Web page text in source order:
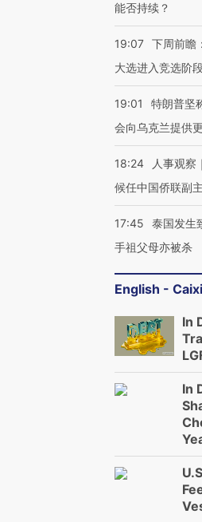
能否持续？
19:07 下周前瞻
大选进入竞选阶
19:01
特朗普坚
会向乌克兰提供
18:24
人事观察
候任中国侨联副
17:45
泰国发生
手祖父母亦被杀
English -
In
In